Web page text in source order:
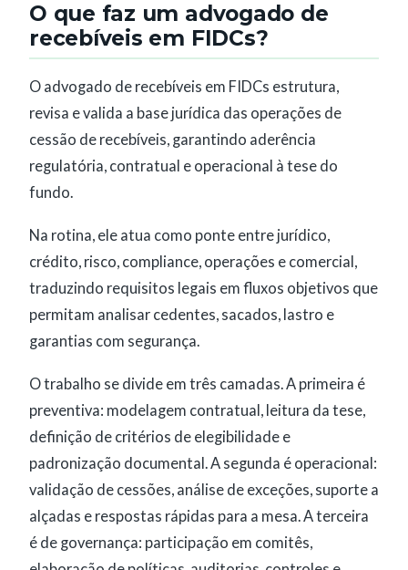
O que faz um advogado de
recebíveis em FIDCs?
O advogado de recebíveis em FIDCs estrutura,
revisa e valida a base jurídica das operações de
cessão de recebíveis, garantindo aderência
regulatória, contratual e operacional à tese do
fundo.
Na rotina, ele atua como ponte entre jurídico,
crédito, risco, compliance, operações e comercial,
traduzindo requisitos legais em fluxos objetivos que
permitam analisar cedentes, sacados, lastro e
garantias com segurança.
O trabalho se divide em três camadas. A primeira é
preventiva: modelagem contratual, leitura da tese,
definição de critérios de elegibilidade e
padronização documental. A segunda é operacional:
validação de cessões, análise de exceções, suporte a
alçadas e respostas rápidas para a mesa. A terceira
é de governança: participação em comitês,